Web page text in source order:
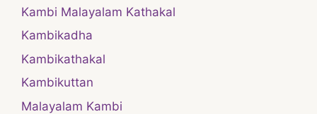
Kambi Malayalam Kathakal
Kambikadha
Kambikathakal
Kambikuttan
Malayalam Kambi